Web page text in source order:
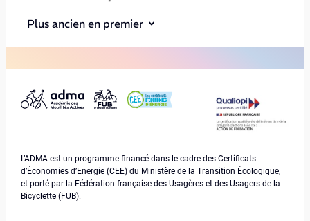
Plus ancien en premier
L’ADMA est un programme financé dans le cadre des Certificats
d’Économies d’Energie (CEE) du Ministère de la Transition Écologique,
et porté par la Fédération française des Usagères et des Usagers de la
Bicyclette (FUB).